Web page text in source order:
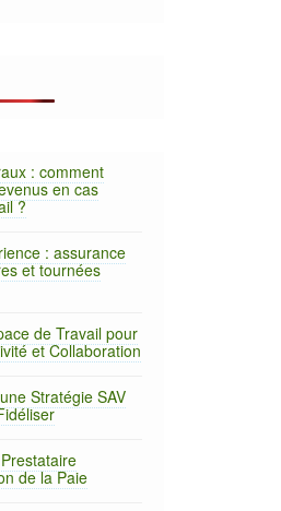
: comment
en cas
?
: assurance
et tournées
de Travail pour
et Collaboration
Stratégie SAV
de la Paie